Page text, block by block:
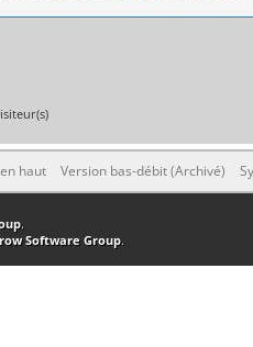
haut Version bas-débit (Archivé)
.
Software Group.